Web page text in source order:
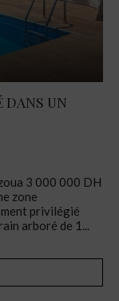
DANS UN
3 000 000 DH
zone
privilégié
arboré de 1...